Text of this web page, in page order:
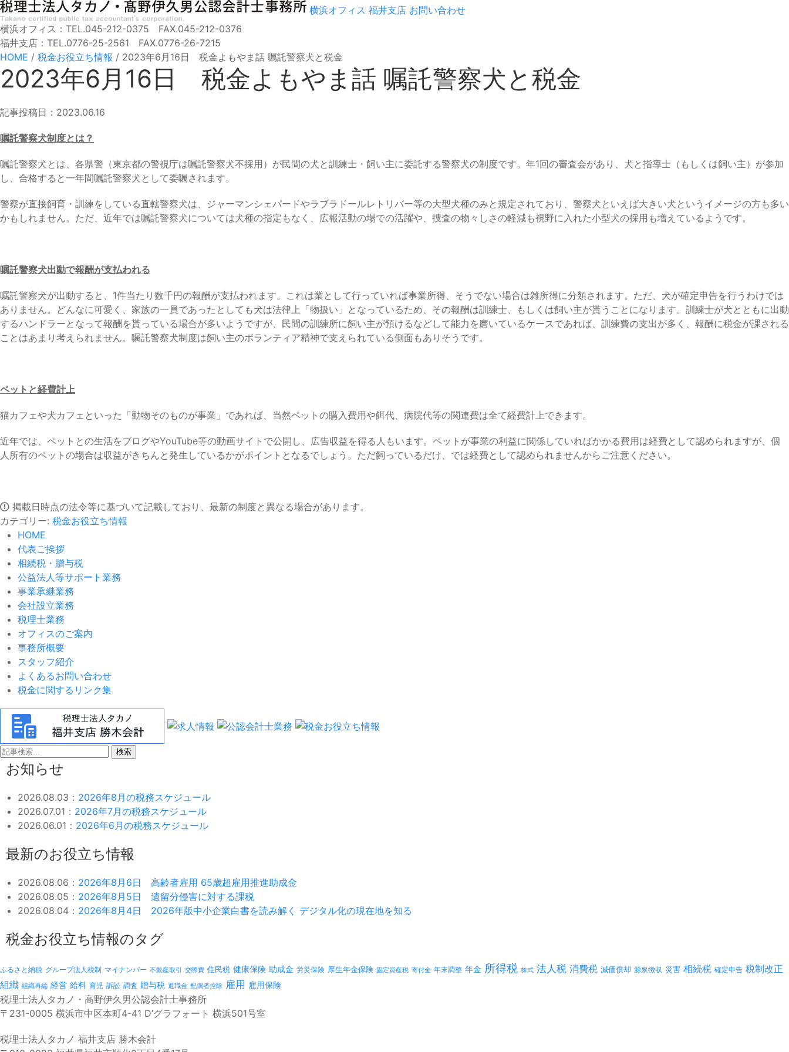
横浜オフィス 福井支店 お問い合わせ
横浜オフィス：TEL.045-212-0375 FAX.045-212-0376
福井支店：TEL.0776-25-2561 FAX.0776-26-7215
HOME / 税金お役立ち情報 / 2023年6月16日 税金よもやま話 嘱託警察犬と税金
2023年6月16日 税金よもやま話 嘱託警察犬と税金
記事投稿日：2023.06.16
嘱託警察犬制度とは？
嘱託警察犬とは、各県警（東京都の警視庁は嘱託警察犬不採用）が民間の犬と訓練士・飼い主に委託する警察犬の制度です。年1回の審査会があり、犬と指導士（もしくは飼い主）が参加
し、合格すると一年間嘱託警察犬として委嘱されます。
警察が直接飼育・訓練をしている直轄警察犬は、ジャーマンシェパードやラブラドールレトリバー等の大型犬種のみと規定されており、警察犬といえば大きい犬というイメージの方も多い
かもしれません。ただ、近年では嘱託警察犬については犬種の指定もなく、広報活動の場での活躍や、捜査の物々しさの軽減も視野に入れた小型犬の採用も増えているようです。
嘱託警察犬出動で報酬が支払われる
嘱託警察犬が出動すると、1件当たり数千円の報酬が支払われます。これは業として行っていれば事業所得、そうでない場合は雑所得に分類されます。ただ、犬が確定申告を行うわけでは
ありません。どんなに可愛く、家族の一員であったとしても犬は法律上「物扱い」となっているため、その報酬は訓練士、もしくは飼い主が貰うことになります。訓練士が犬とともに出動
するハンドラーとなって報酬を貰っている場合が多いようですが、民間の訓練所に飼い主が預けるなどして能力を磨いているケースであれば、訓練費の支出が多く、報酬に税金が課される
ことはあまり考えられません。嘱託警察犬制度は飼い主のボランティア精神で支えられている側面もありそうです。
ペットと経費計上
猫カフェや犬カフェといった「動物そのものが事業」であれば、当然ペットの購入費用や餌代、病院代等の関連費は全て経費計上できます。
近年では、ペットとの生活をブログやYouTube等の動画サイトで公開し、広告収益を得る人もいます。ペットが事業の利益に関係していればかかる費用は経費として認められますが、個
人所有のペットの場合は収益がきちんと発生しているかがポイントとなるでしょう。ただ飼っているだけ、では経費として認められませんからご注意ください。
掲載日時点の法令等に基づいて記載しており、最新の制度と異なる場合があります。
カテゴリー: 税金お役立ち情報
HOME
代表ご挨拶
相続税・贈与税
公益法人等サポート業務
事業承継業務
会社設立業務
税理士業務
オフィスのご案内
事務所概要
スタッフ紹介
よくあるお問い合わせ
税金に関するリンク集
検索
お知らせ
2026.08.03： 2026年8月の税務スケジュール
2026.07.01： 2026年7月の税務スケジュール
2026.06.01： 2026年6月の税務スケジュール
最新のお役立ち情報
2026.08.06： 2026年8月6日 高齢者雇用 65歳超雇用推進助成金
2026.08.05： 2026年8月5日 遺留分侵害に対する課税
2026.08.04： 2026年8月4日 2026年版中小企業白書を読み解く デジタル化の現在地を知る
税金お役立ち情報のタグ
ふるさと納税 グループ法人税制 マイナンバー 不動産取引 交際費 住民税 健康保険 助成金 労災保険 厚生年金保険 固定資産税 寄付金 年末調整 年金 所得税 株式 法人税 消費税 減価償却 源泉徴収 災害 相続税 確定申告 税制改正
組織 組織再編 経営 給料 育児 訴訟 調査 贈与税 退職金 配偶者控除 雇用 雇用保険
税理士法人タカノ・高野伊久男公認会計士事務所
〒231-0005 横浜市中区本町4-41 D’グラフォート 横浜501号室
税理士法人タカノ 福井支店 勝木会計